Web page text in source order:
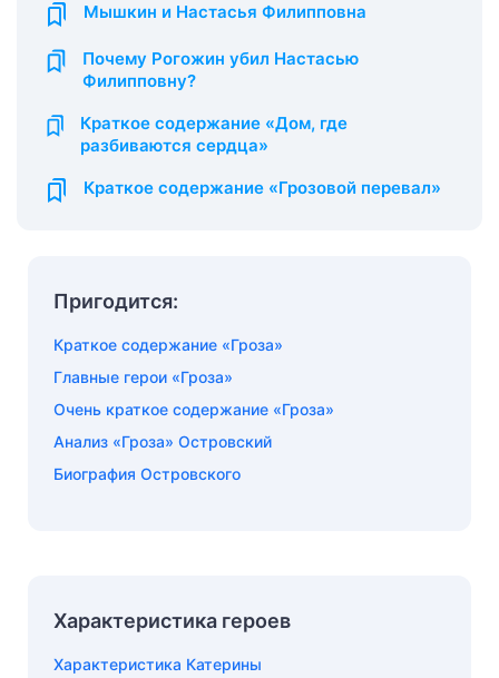
Мышкин и Настасья Филипповна
Почему Рогожин убил Настасью
Филипповну?
Краткое содержание «Дом, где
разбиваются сердца»
Краткое содержание «Грозовой перевал»
Пригодится:
Краткое содержание «Гроза»
Главные герои «Гроза»
Очень краткое содержание «Гроза»
Анализ «Гроза» Островский
Биография Островского
Характеристика героев
Характеристика Катерины